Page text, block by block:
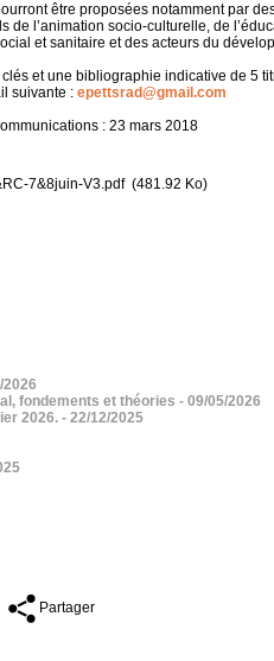
être proposées notamment par
de l’animation socio-culturelle, de
et sanitaire et des acteurs du
et une bibliographie indicative de 5
suivante : epettsrad@gmail.com
: 23 mars 2018
7&8juin-V3.pdf (481.92 Ko)
2026
fondements et théories - 09/05/2026
2026. - 22/12/2025
Partager